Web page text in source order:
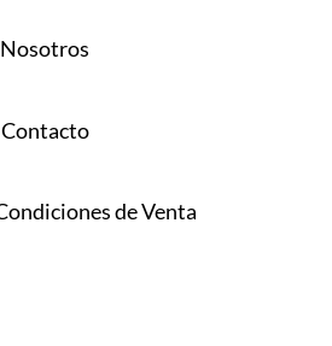
Nosotros
Contacto
de Venta